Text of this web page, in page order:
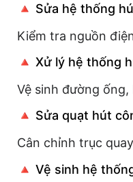
🔺 Sửa hệ thống
Kiểm tra nguồn
🔺 Xử lý hệ thống
Vệ sinh đường
🔺 Sửa quạt hút
Cân chỉnh trục
🔺 Vệ sinh hệ